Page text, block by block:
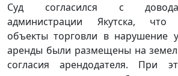
Суд согласился с
администрации Якутска, что
объекты торговли в нарушение
аренды были размещены на
согласия арендодателя. При